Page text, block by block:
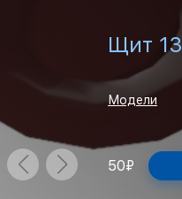
Щит 13
Модели
50₽